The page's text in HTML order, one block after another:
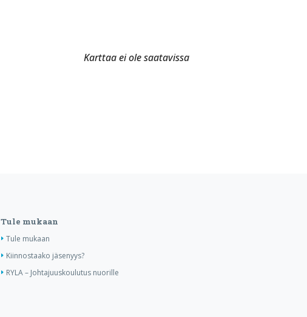
Karttaa ei ole saatavissa
Tule mukaan
Tule mukaan
Kiinnostaako jäsenyys?
RYLA – Johtajuuskoulutus nuorille